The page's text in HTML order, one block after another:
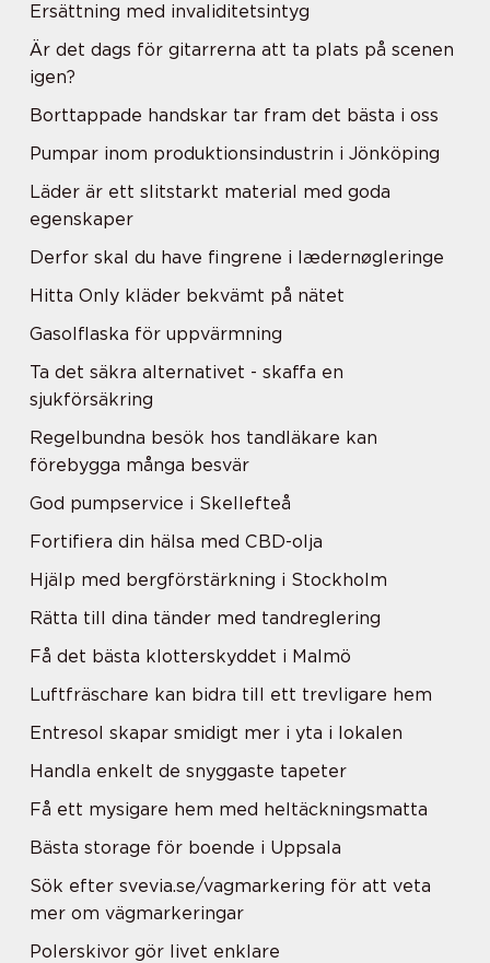
Ersättning med invaliditetsintyg
Är det dags för gitarrerna att ta plats på scenen
igen?
Borttappade handskar tar fram det bästa i oss
Pumpar inom produktionsindustrin i Jönköping
Läder är ett slitstarkt material med goda
egenskaper
Derfor skal du have fingrene i lædernøgleringe
Hitta Only kläder bekvämt på nätet
Gasolflaska för uppvärmning
Ta det säkra alternativet - skaffa en
sjukförsäkring
Regelbundna besök hos tandläkare kan
förebygga många besvär
God pumpservice i Skellefteå
Fortifiera din hälsa med CBD-olja
Hjälp med bergförstärkning i Stockholm
Rätta till dina tänder med tandreglering
Få det bästa klotterskyddet i Malmö
Luftfräschare kan bidra till ett trevligare hem
Entresol skapar smidigt mer i yta i lokalen
Handla enkelt de snyggaste tapeter
Få ett mysigare hem med heltäckningsmatta
Bästa storage för boende i Uppsala
Sök efter svevia.se/vagmarkering för att veta
mer om vägmarkeringar
Polerskivor gör livet enklare